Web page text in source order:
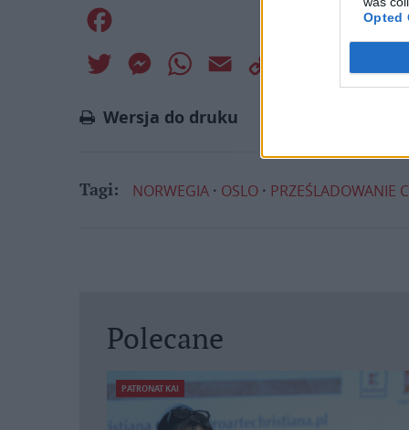
Opted
Twitter MessengerWhatsApp
Email
Wersja do druku
Tagi: NORWEGIA OSLO PRZEŚLADOWANIE
Polecane
PATRONAT KAI